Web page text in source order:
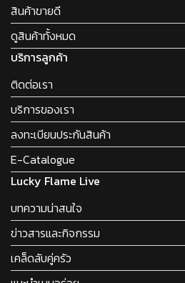
สินค้าขายดี
ดูสินค้าทั้งหมด
บริการลูกค้า
ติดต่อเรา
บริการของเรา
ลงทะเบียนประกันสินค้า
E-Catalogue
Lucky Flame Live
บทความน่าสนใจ
ข่าวสารและกิจกรรม
เคล็ดลับคู่ครัว